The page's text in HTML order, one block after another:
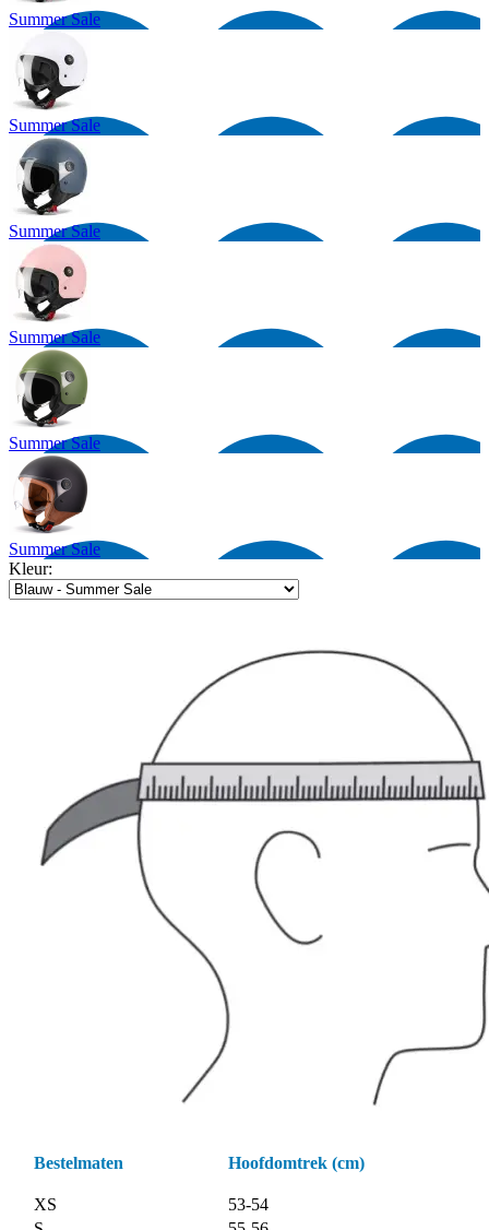
Summer Sale
Summer Sale
Summer Sale
Summer Sale
Summer Sale
Summer Sale
Kleur:
Bestelmaten Hoofdomtrek (cm)
XS
53-54